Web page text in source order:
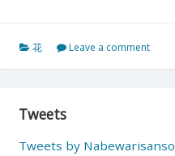
花 Leave a comment
Tweets
Tweets by Nabewarisanso